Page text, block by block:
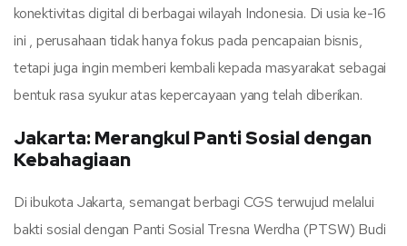
konektivitas digital di berbagai wilayah Indonesia. Di usia ke-16
ini , perusahaan tidak hanya fokus pada pencapaian bisnis,
tetapi juga ingin memberi kembali kepada masyarakat sebagai
bentuk rasa syukur atas kepercayaan yang telah diberikan.
Jakarta: Merangkul Panti Sosial dengan
Kebahagiaan
Di ibukota Jakarta, semangat berbagi CGS terwujud melalui
bakti sosial dengan Panti Sosial Tresna Werdha (PTSW) Budi